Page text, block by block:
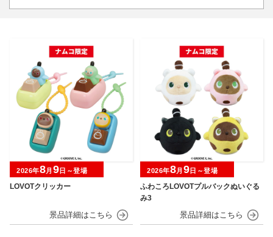
LOVOTクリッカー
2026年8月 9日～登場
ふわころLOVOTプルバックぬいぐる
み3
2026年8月 9日～登場